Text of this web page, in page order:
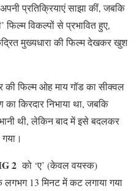
प्रतिक्रियाएं साझा कीं, जबकि
विकल्पों से प्रभावित हुए,
मुख्यधारा की फिल्म देखकर खुश
फिल्म ओह माय गॉड का सीक्वल
किरदार निभाया था, जबकि
थी, लेकिन बाद में इसे बदलकर
2को ‘ए’ (केवल वयस्क)
लगभग 13 मिनट में कट लगाया गया